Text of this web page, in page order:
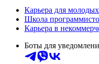
Карьера для
Школа
Карьера в
Боты для